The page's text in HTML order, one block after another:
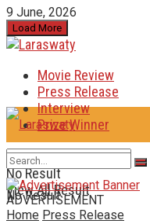
9 June, 2026
Load More
Movie Review
Press Release
Interview
Prize Winner
No Result
View All Result
No Result
ADVERTISEMENT
Home Press Release